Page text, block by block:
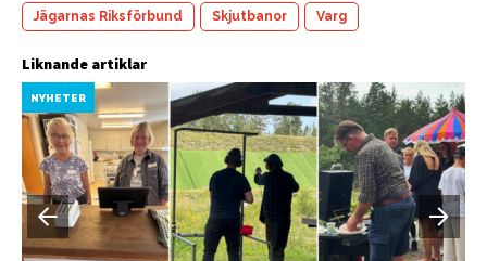
Jägarnas Riksförbund Skjutbanor Varg
Liknande artiklar
NYHETER